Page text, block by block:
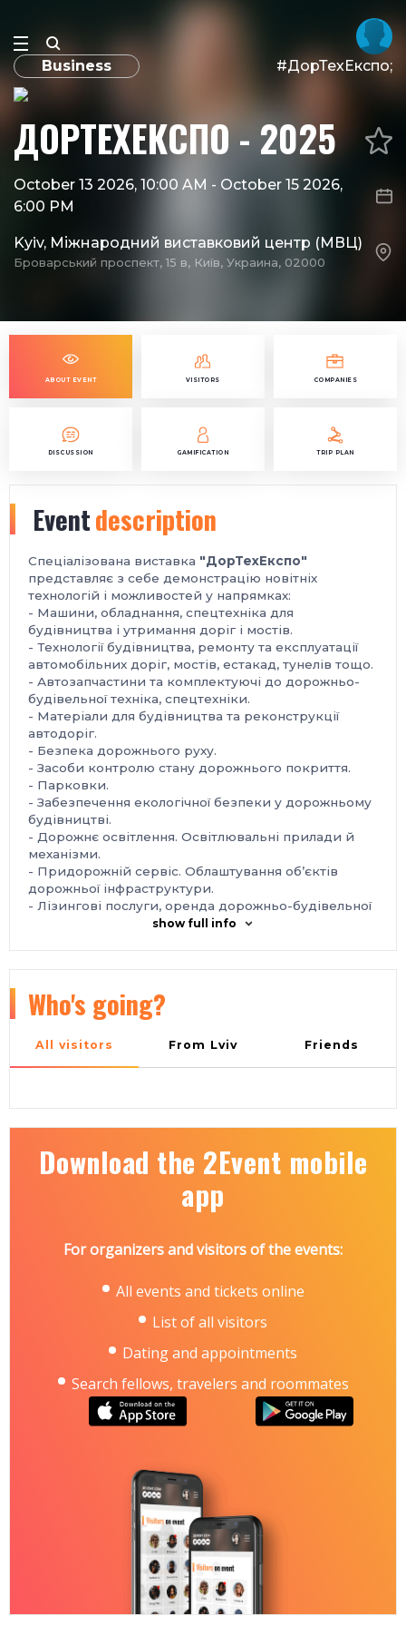
Business #ДорТехЕкспо;
ДОРТЕХЕКСПО - 2025
October 13 2026, 10:00 AM - October 15 2026,
6:00 PM
Kyiv, Міжнародний виставковий центр (МВЦ)
Броварський проспект, 15 в, Київ, Украина, 02000
ABOUT EVENT VISITORS COMPANIES
DISCUSSION GAMIFICATION TRIP PLAN
Eventdescription
Спеціалізована виставка "ДорТехЕкспо"
представляє з себе демонстрацію новітніх
технологій і можливостей у напрямках:
- Машини, обладнання, спецтехніка для
будівництва і утримання доріг і мостів.
- Технології будівництва, ремонту та експлуатації
автомобільних доріг, мостів, естакад, тунелів тощо.
- Автозапчастини та комплектуючі до дорожньо-
будівельної техніка, спецтехніки.
- Матеріали для будівництва та реконструкції
автодоріг.
- Безпека дорожнього руху.
- Засоби контролю стану дорожнього покриття.
- Парковки.
- Забезпечення екологічної безпеки у дорожньому
будівництві.
- Дорожнє освітлення. Освітлювальні прилади й
механізми.
- Придорожній сервіс. Облаштування об’єктів
дорожньої інфраструктури.
- Лізингові послуги, оренда дорожньо-будівельної
техніки, спецтехніки.
«Лівобережна»
Контакти:
e-mail: helen@iec-expo.com.ua
show full info
Who's going?
All visitors From Lviv Friends
Download the 2Event mobile
app
For organizers and visitors of the events:
All events and tickets online
List of all visitors
Dating and appointments
Search fellows, travelers and roommates